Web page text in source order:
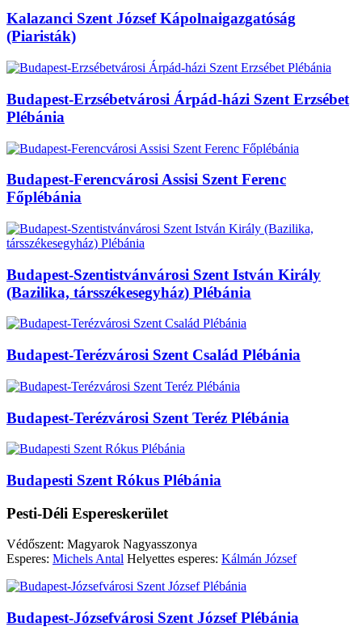
Kalazanci Szent József Kápolnaigazgatóság
(Piaristák)
Budapest-Erzsébetvárosi Árpád-házi Szent Erzsébet
Plébánia
Budapest-Ferencvárosi Assisi Szent Ferenc
Főplébánia
Budapest-Szentistvánvárosi Szent István Király
(Bazilika, társszékesegyház) Plébánia
Budapest-Terézvárosi Szent Család Plébánia
Budapest-Terézvárosi Szent Teréz Plébánia
Budapesti Szent Rókus Plébánia
Pesti-Déli Espereskerület
Védőszent: Magyarok Nagyasszonya
Esperes: Michels Antal Helyettes esperes: Kálmán József
Budapest-Józsefvárosi Szent József Plébánia